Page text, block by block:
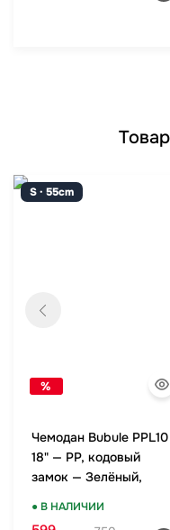
S · 55cm
%
Чемодан Bubule PPL10
18" — PP, кодовый
замок — Зелёный,
● В НАЛИЧИИ